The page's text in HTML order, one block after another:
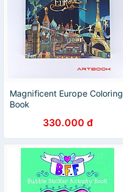
Magnificent Europe Coloring
Book
330.000 đ